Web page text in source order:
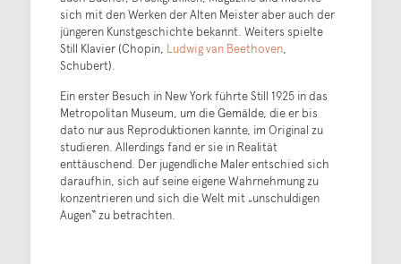
sich mit den Werken der Alten Meister aber auch der
jüngeren Kunstgeschichte bekannt. Weiters spielte
Still Klavier (Chopin, Ludwig van Beethoven,
Schubert).
Ein erster Besuch in New York führte Still 1925 in das
Metropolitan Museum, um die Gemälde, die er bis
dato nur aus Reproduktionen kannte, im Original zu
studieren. Allerdings fand er sie in Realität
enttäuschend. Der jugendliche Maler entschied sich
daraufhin, sich auf seine eigene Wahrnehmung zu
konzentrieren und sich die Welt mit „unschuldigen
Augen“ zu betrachten.